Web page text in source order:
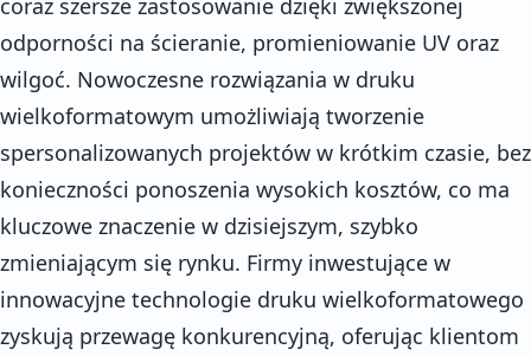
odporności na ścieranie, promieniowanie UV oraz
wilgoć. Nowoczesne rozwiązania w druku
wielkoformatowym umożliwiają tworzenie
spersonalizowanych projektów w krótkim czasie, bez
konieczności ponoszenia wysokich kosztów, co ma
kluczowe znaczenie w dzisiejszym, szybko
zmieniającym się rynku. Firmy inwestujące w
innowacyjne technologie druku wielkoformatowego
zyskują przewagę konkurencyjną, oferując klientom